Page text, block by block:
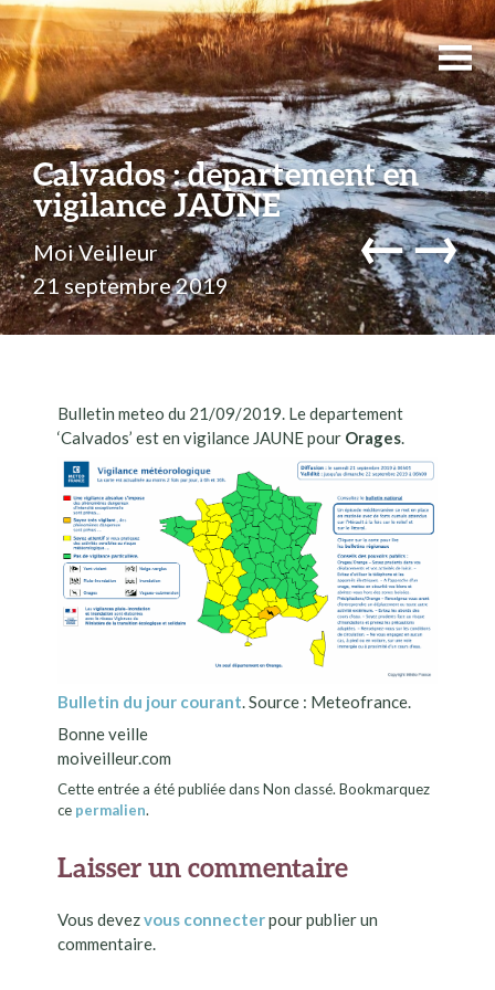
Calvados : departement en
vigilance JAUNE
Moi Veilleur
21 septembre 2019
←→
Bulletin meteo du 21/09/2019. Le departement
‘Calvados’ est en vigilance JAUNE pour Orages.
Bulletin du jour courant . Source : Meteofrance.
Bonne veille
moiveilleur.com
Cette entrée a été publiée dans Non classé. Bookmarquez
ce permalien.
Laisser un commentaire
Vous devezvous connecterpour publier un
commentaire.